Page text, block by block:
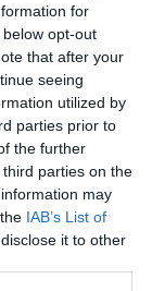
for
opt-out
that after your
seeing
utilized by
parties prior to
the further
parties on the
may
IAB’s List of
it to other
alas!